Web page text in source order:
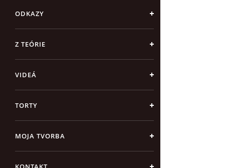
ODKAZY
Z TEÓRIE
VIDEÁ
TORTY
MOJA TVORBA